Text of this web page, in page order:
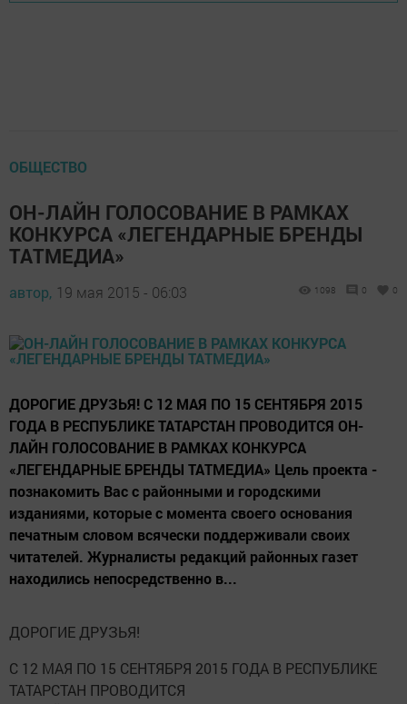
ОБЩЕСТВО
ОН-ЛАЙН ГОЛОСОВАНИЕ В РАМКАХ
КОНКУРСА «ЛЕГЕНДАРНЫЕ БРЕНДЫ
ТАТМЕДИА»
автор, 19 мая 2015 - 06:03 1098 0 0
ДОРОГИЕ ДРУЗЬЯ! С 12 МАЯ ПО 15 СЕНТЯБРЯ 2015
ГОДА В РЕСПУБЛИКЕ ТАТАРСТАН ПРОВОДИТСЯ ОН-
ЛАЙН ГОЛОСОВАНИЕ В РАМКАХ КОНКУРСА
«ЛЕГЕНДАРНЫЕ БРЕНДЫ ТАТМЕДИА» Цель проекта -
познакомить Вас с районными и городскими
изданиями, которые с момента своего основания
печатным словом всячески поддерживали своих
читателей. Журналисты редакций районных газет
находились непосредственно в...
ДОРОГИЕ ДРУЗЬЯ!
С 12 МАЯ ПО 15 СЕНТЯБРЯ 2015 ГОДА В РЕСПУБЛИКЕ
ТАТАРСТАН ПРОВОДИТСЯ